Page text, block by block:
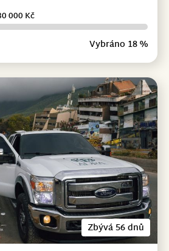
Vybráno 18 %
000 Kč
Zbývá 56 dnů